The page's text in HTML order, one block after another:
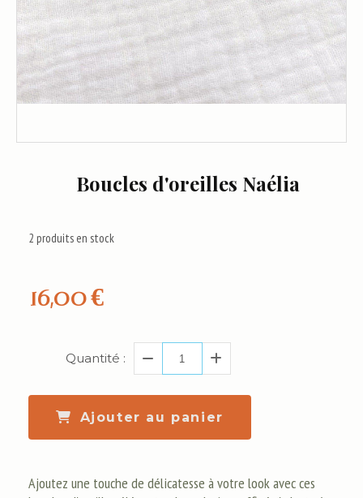
Boucles d'oreilles Naélia
16,00€
2 produits en stock
Quantité :
Ajouter au panier
Ajoutez une touche de délicatesse à votre look avec ces